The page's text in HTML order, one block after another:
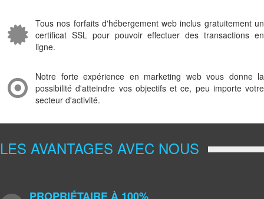
Tous nos forfaits d'hébergement web inclus gratuitement un
certificat SSL pour pouvoir effectuer des transactions en
ligne.
Notre forte expérience en marketing web vous donne la
possibilité d'atteindre vos objectifs et ce, peu importe votre
secteur d'activité.
LES AVANTAGES AVEC NOUS